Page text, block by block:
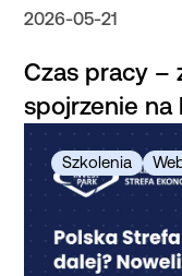
2026-05-21
Czas pracy –
spojrzenie